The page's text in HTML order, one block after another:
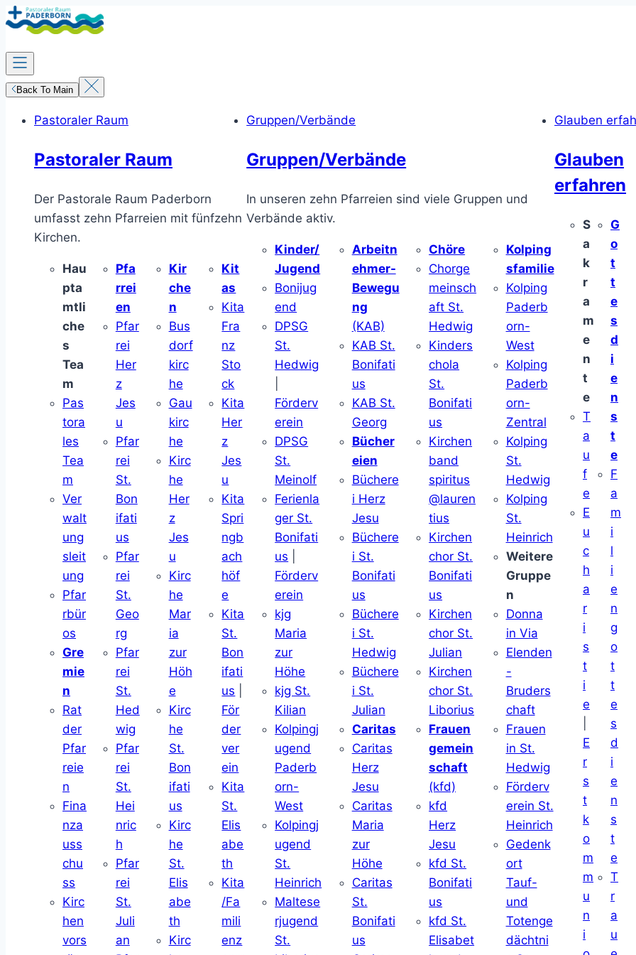
Zum
Inhalt
springen
Back To Main
Pastoraler Raum
Pastoraler Raum
Der Pastorale Raum Paderborn
umfasst zehn Pfarreien mit fünfzehn
Kirchen.
Hau
pta
mtli
che
s
Tea
m
Pas
tora
les
Tea
m
Ver
walt
ung
sleit
ung
Pfar
rbür
os
Gre
mie
n
Rat
der
Pfar
reie
n
Fina
nza
uss
chu
ss
Kirc
hen
vors
Pfa
rrei
en
Pfar
rei
Her
z
Jes
u
Pfar
rei
St.
Bon
ifati
us
Pfar
rei
St.
Geo
rg
Pfar
rei
St.
Hed
wig
Pfar
rei
St.
Hei
nric
h
Pfar
rei
St.
Juli
an
Kir
che
n
Bus
dorf
kirc
he
Gau
kirc
he
Kirc
he
Her
z
Jes
u
Kirc
he
Mar
ia
zur
Höh
e
Kirc
he
St.
Bon
ifati
us
Kirc
he
St.
Elis
abe
th
Kirc
Kit
as
Kita
Fra
nz
Sto
ck
Kita
Her
z
Jes
u
Kita
Spri
ngb
ach
höf
e
Kita
St.
Bon
ifati
us
För
der
ver
ein
Kita
St.
Elis
abe
th
Kita
/Fa
mili
enz
Gruppen/Verbände
Gruppen/Verbände
In unseren zehn Pfarreien sind viele Gruppen und
Verbände aktiv.
Kinder/
Jugend
Bonijug
end
DPSG
St.
Hedwig
Förderv
erein
DPSG
St.
Meinolf
Ferienla
ger St.
Bonifati
us
Förderv
erein
kjg
Maria
zur
Höhe
kjg St.
Kilian
Kolpingj
ugend
Paderb
orn-
West
Kolpingj
ugend
St.
Heinrich
Maltese
rjugend
St.
Arbeitn
ehmer-
Bewegu
ng
(KAB)
KAB St.
Bonifati
us
KAB St.
Georg
Bücher
eien
Büchere
i Herz
Jesu
Büchere
i St.
Bonifati
us
Büchere
i St.
Hedwig
Büchere
i St.
Julian
Caritas
Caritas
Herz
Jesu
Caritas
Maria
zur
Höhe
Caritas
St.
Bonifati
us
Chöre
Chorge
meinsch
aft St.
Hedwig
Kinders
chola
St.
Bonifati
us
Kirchen
band
spiritus
@lauren
tius
Kirchen
chor St.
Bonifati
us
Kirchen
chor St.
Julian
Kirchen
chor St.
Liborius
Frauen
gemein
schaft
(kfd)
kfd
Herz
Jesu
kfd St.
Bonifati
us
kfd St.
Elisabet
Kolping
sfamilie
Kolping
Paderb
orn-
West
Kolping
Paderb
orn-
Zentral
Kolping
St.
Hedwig
Kolping
St.
Heinrich
Weitere
Gruppe
n
Donna
in Via
Elenden
-
Bruders
chaft
Frauen
in St.
Hedwig
Förderv
erein St.
Heinrich
Gedenk
ort
Tauf-
und
Totenge
dächtni
Glauben
Glauben
erfahren
S
a
k
r
a
m
e
n
t
e
T
a
u
f
e
E
u
c
h
a
r
i
s
t
i
e
E
r
s
t
k
o
m
m
u
n
i
G
o
t
t
e
s
d
i
e
n
s
t
e
F
a
m
i
l
i
e
n
g
o
t
t
e
s
d
i
e
n
s
t
e
T
r
a
u